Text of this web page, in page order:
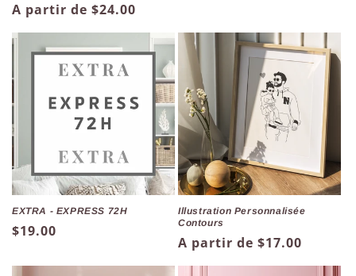
Prix
habituel
A partir de $24.00
EXTRA - EXPRESS 72H
Prix
$19.00
Illustration Personnalisée
Contours
Prix
habituel
A partir de $17.00